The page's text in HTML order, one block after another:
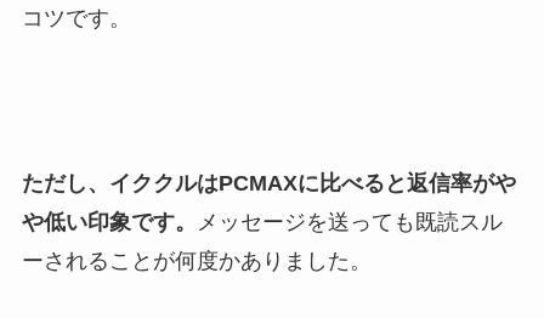
コツです。
ただし、イククルはPCMAXに比べると返信率がや
や低い印象です。
メッセージを送っても既読スル
ーされることが何度かありました。